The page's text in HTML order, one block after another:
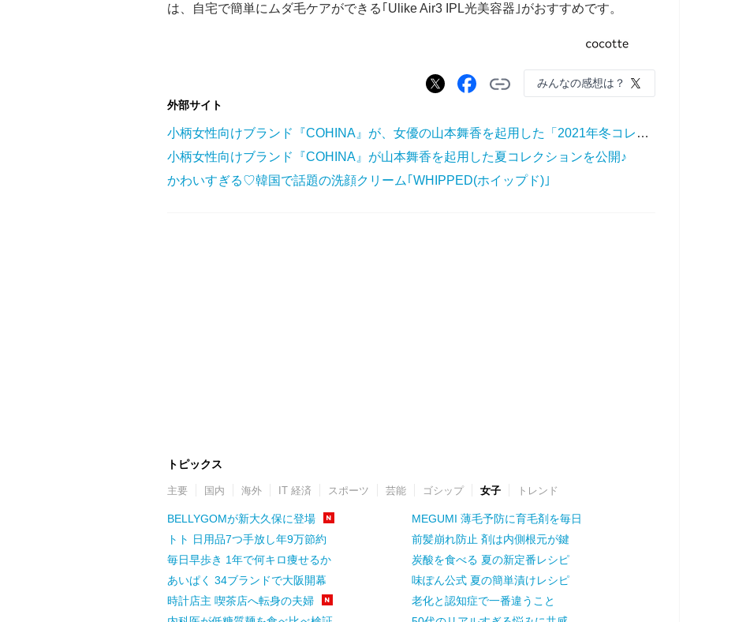
は、自宅で簡単にムダ毛ケアができる｢Ulike Air3 IPL光美容器｣がおすすめです。
みんなの感想は？
外部サイト
小柄女性向けブランド『COHINA』が、女優の山本舞香を起用した「2021年冬コレクションルック」を公開♡
小柄女性向けブランド『COHINA』が山本舞香を起用した夏コレクションを公開♪
かわいすぎる♡韓国で話題の洗顔クリーム｢WHIPPED(ホイップド)｣
トピックス
主要 国内 海外 IT 経済 スポーツ 芸能 ゴシップ 女子 トレンド
BELLYGOMが新大久保に登場
トト 日用品7つ手放し年9万節約
毎日早歩き 1年で何キロ痩せるか
あいぱく 34ブランドで大阪開幕
時計店主 喫茶店へ転身の夫婦
MEGUMI 薄毛予防に育毛剤を毎日
前髪崩れ防止 剤は内側根元が鍵
炭酸を食べる 夏の新定番レシピ
味ぽん公式 夏の簡単漬けレシピ
老化と認知症で一番違うこと